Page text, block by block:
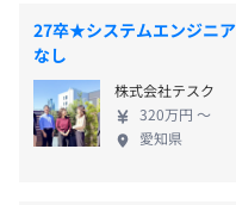
業務に応じて、Macま
ています
※モニターやキーボード
のを支給しています。
採用となった場合には
労災保険などに加入
インターンの場合には
前年度の月平均所定外労
19.9時間
前年度の有給休暇の平均
つくり上げることが
ちから上流工程のリ
スもあります！ 目標
きる環境で、自身の求
ができます。
27卒★システムエンジニ
なし
株式会社テスク
320万円 〜
愛知県